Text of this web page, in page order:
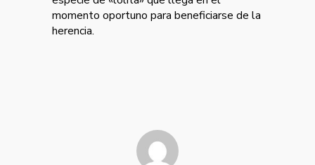
momento oportuno para beneficiarse de la
herencia.